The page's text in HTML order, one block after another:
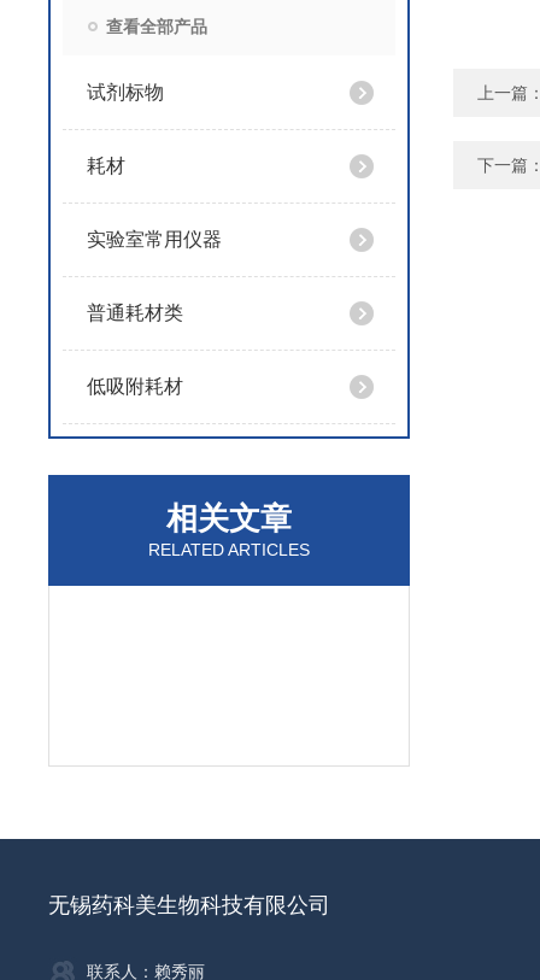
查看全部产品
试剂标物
耗材
实验室常用仪器
普通耗材类
低吸附耗材
相关文章
RELATED ARTICLES
上一篇
下一篇
无锡药科美生物科技有限公司
联系人：赖秀丽